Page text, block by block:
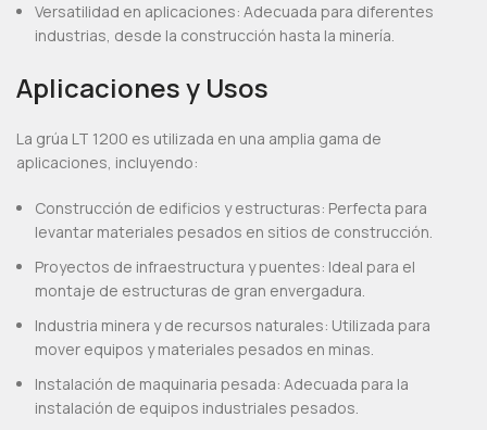
Versatilidad en aplicaciones: Adecuada para diferentes
industrias, desde la construcción hasta la minería.
Aplicaciones y Usos
La grúa LT 1200 es utilizada en una amplia gama de
aplicaciones, incluyendo:
Construcción de edificios y estructuras: Perfecta para
levantar materiales pesados en sitios de construcción.
Proyectos de infraestructura y puentes: Ideal para el
montaje de estructuras de gran envergadura.
Industria minera y de recursos naturales: Utilizada para
mover equipos y materiales pesados en minas.
Instalación de maquinaria pesada: Adecuada para la
instalación de equipos industriales pesados.